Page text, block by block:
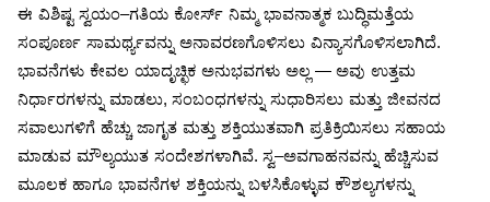
ಈ ವಿಶಿಷ್ಟ ಸ್ವಯಂ–ಗತಿಯ ಕೋರ್ಸ್ ನಿಮ್ಮ ಭಾವನಾತ್ಮಕ ಬುದ್ಧಿಮತ್ತೆಯ
ಸಂಪೂರ್ಣ ಸಾಮರ್ಥ್ಯವನ್ನು ಅನಾವರಣಗೊಳಿಸಲು ವಿನ್ಯಾಸಗೊಳಿಸಲಾಗಿದೆ.
ಭಾವನೆಗಳು ಕೇವಲ ಯಾದೃಚ್ಛಿಕ ಅನುಭವಗಳು ಅಲ್ಲ — ಅವು ಉತ್ತಮ
ನಿರ್ಧಾರಗಳನ್ನು ಮಾಡಲು, ಸಂಬಂಧಗಳನ್ನು ಸುಧಾರಿಸಲು ಮತ್ತು ಜೀವನದ
ಸವಾಲುಗಳಿಗೆ ಹೆಚ್ಚು ಜಾಗೃತ ಮತ್ತು ಶಕ್ತಿಯುತವಾಗಿ ಪ್ರತಿಕ್ರಿಯಿಸಲು ಸಹಾಯ
ಮಾಡುವ ಮೌಲ್ಯಯುತ ಸಂದೇಶಗಳಾಗಿವೆ. ಸ್ವ–ಅವಗಾಹನವನ್ನು ಹೆಚ್ಚಿಸುವ
ಮೂಲಕ ಹಾಗೂ ಭಾವನೆಗಳ ಶಕ್ತಿಯನ್ನು ಬಳಸಿಕೊಳ್ಳುವ ಕೌಶಲ್ಯಗಳನ್ನು